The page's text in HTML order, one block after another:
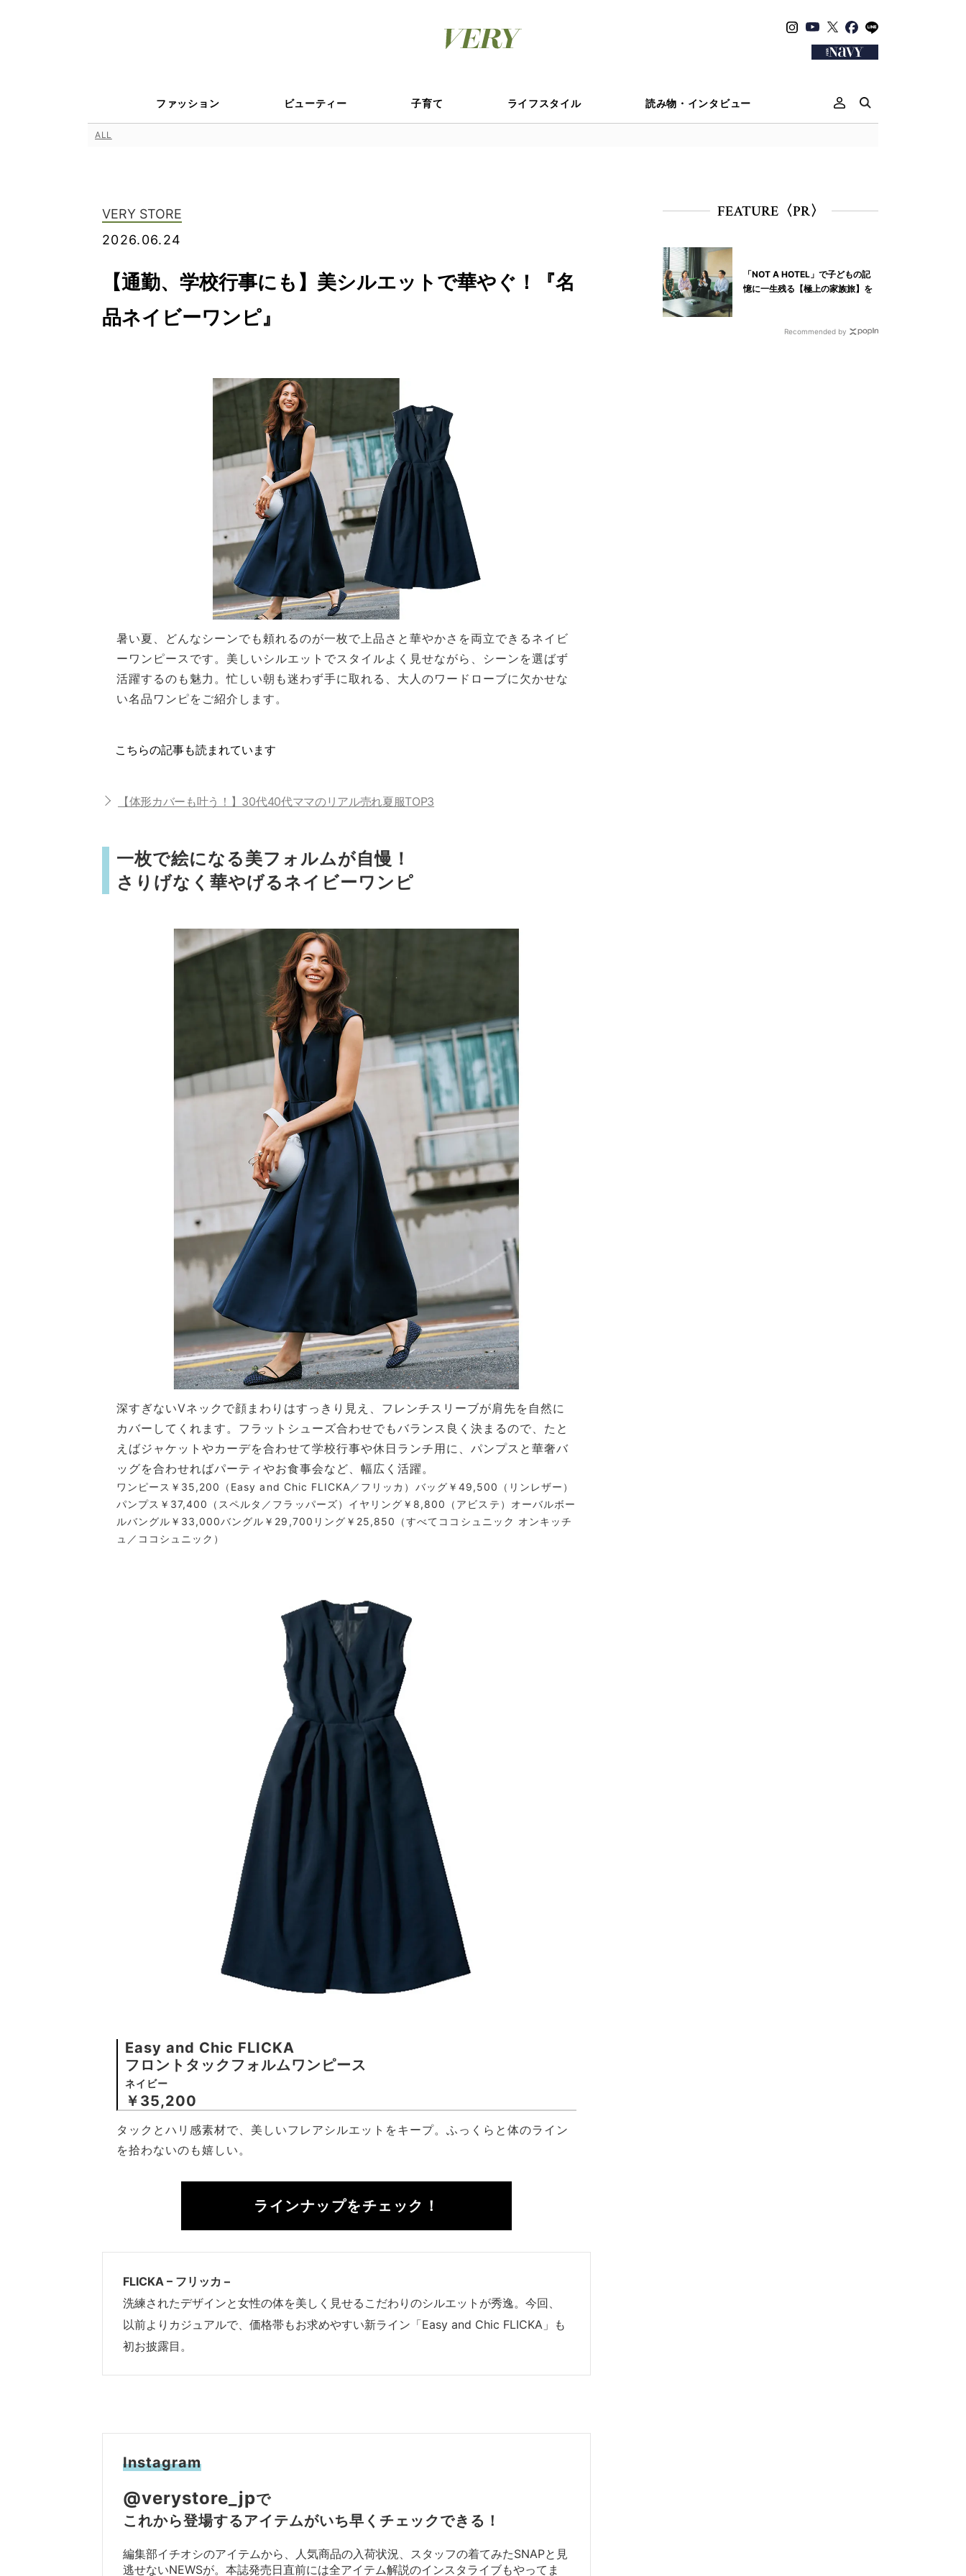
ファッション ビューティー 子育て ライフスタイル 読み物・インタビュー
ALL
VERY STORE
2026.06.24
【通勤、学校行事にも】美シルエットで華やぐ！『名
品ネイビーワンピ』
暑い夏、どんなシーンでも頼れるのが一枚で上品さと華やかさを両立できるネイビ
ーワンピースです。美しいシルエットでスタイルよく見せながら、シーンを選ばず
活躍するのも魅力。忙しい朝も迷わず手に取れる、大人のワードローブに欠かせな
い名品ワンピをご紹介します。
こちらの記事も読まれています
【体形カバーも叶う！】30代40代ママのリアル売れ夏服TOP3
一枚で絵になる美フォルムが自慢！
さりげなく華やげるネイビーワンピ
深すぎないVネックで顔まわりはすっきり見え、フレンチスリーブが肩先を自然に
カバーしてくれます。フラットシューズ合わせでもバランス良く決まるので、たと
えばジャケットやカーデを合わせて学校行事や休日ランチ用に、パンプスと華奢バ
ッグを合わせればパーティやお食事会など、幅広く活躍。
ワンピース￥35,200（Easy and Chic FLICKA／フリッカ）バッグ￥49,500（リンレザー）
パンプス￥37,400（スペルタ／フラッパーズ）イヤリング￥8,800（アビステ）オーバルボー
ルバングル￥33,000バングル￥29,700リング￥25,850（すべてココシュニック オンキッチ
ュ／ココシュニック）
Easy and Chic FLICKA
フロントタックフォルムワンピース
ネイビー
￥35,200
タックとハリ感素材で、美しいフレアシルエットをキープ。ふっくらと体のライン
を拾わないのも嬉しい。
ラインナップをチェック！
FLICKA – フリッカ –
洗練されたデザインと女性の体を美しく見せるこだわりのシルエットが秀逸。今回、
以前よりカジュアルで、価格帯もお求めやすい新ライン「Easy and Chic FLICKA」も
初お披露目。
Instagram
@verystore_jpで
これから登場するアイテムがいち早くチェックできる！
編集部イチオシのアイテムから、人気商品の入荷状況、スタッフの着てみたSNAPと見
逃せないNEWSが。本誌発売日直前には全アイテム解説のインスタライブもやってま
FEATURE〈PR〉
「NOT A HOTEL」で子どもの記
憶に一生残る【極上の家族旅】を
Recommended by